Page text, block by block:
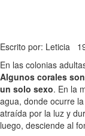
Escrito por: Leticia
En las colonias
Algunos corales
un solo sexo. En la
agua, donde ocurre
atraída por la luz y
luego, desciende al